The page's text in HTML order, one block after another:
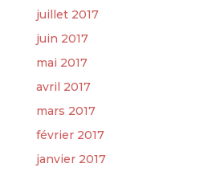
juillet 2017
juin 2017
mai 2017
avril 2017
mars 2017
février 2017
janvier 2017